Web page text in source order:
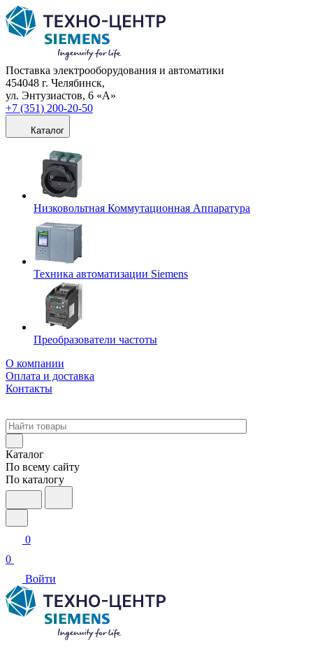
Поставка электрооборудования и автоматики
454048 г. Челябинск,
ул. Энтузиастов, 6 «А»
+7 (351) 200-20-50
Каталог
Низковольтная Коммутационная Аппаратура
Техника автоматизации Siemens
Преобразователи частоты
О компании
Оплата и доставка
Контакты
Каталог
По всему сайту
По каталогу
0
0
Войти